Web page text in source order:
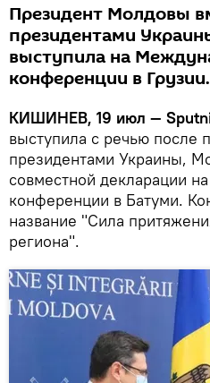
Президент Молдовы
президентами
выступила на
конференции в Грузии.
КИШИНЕВ, 19 июл —
выступила с речью после
президентами Украины,
совместной декларации
конференции в Батуми.
название "Сила
региона".